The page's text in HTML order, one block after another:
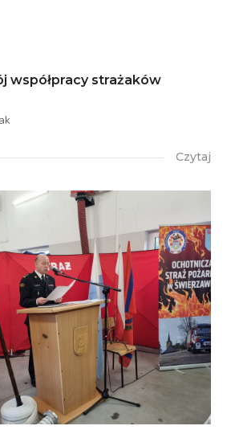
współpracy strażaków
Czytaj